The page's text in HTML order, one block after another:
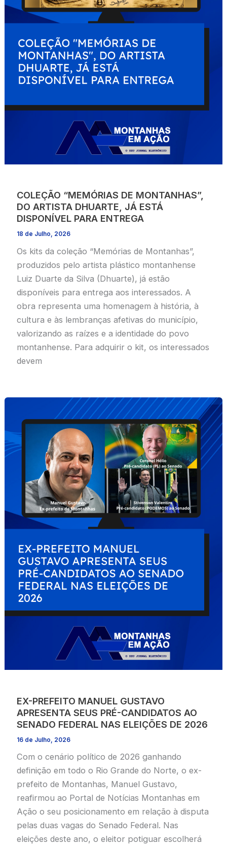
COLEÇÃO “MEMÓRIAS DE MONTANHAS”,
DO ARTISTA DHUARTE, JÁ ESTÁ
DISPONÍVEL PARA ENTREGA
18 de Julho, 2026
Os kits da coleção “Memórias de Montanhas”,
produzidos pelo artista plástico montanhense
Luiz Duarte da Silva (Dhuarte), já estão
disponíveis para entrega aos interessados. A
obra representa uma homenagem à história, à
cultura e às lembranças afetivas do município,
valorizando as raízes e a identidade do povo
montanhense. Para adquirir o kit, os interessados
devem
EX-PREFEITO MANUEL GUSTAVO
APRESENTA SEUS PRÉ-CANDIDATOS AO
SENADO FEDERAL NAS ELEIÇÕES DE 2026
16 de Julho, 2026
Com o cenário político de 2026 ganhando
definição em todo o Rio Grande do Norte, o ex-
prefeito de Montanhas, Manuel Gustavo,
reafirmou ao Portal de Notícias Montanhas em
Ação o seu posicionamento em relação à disputa
pelas duas vagas do Senado Federal. Nas
eleições deste ano, o eleitor potiguar escolherá